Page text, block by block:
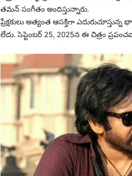
తమన్‌ సంగీతం అందిస్తున్నారు.
ప్రేక్షకులు అత్యంత ఆసక్తిగా
లేదు. సెప్టెంబర్ 25, 2025న ఈ చిత్రం